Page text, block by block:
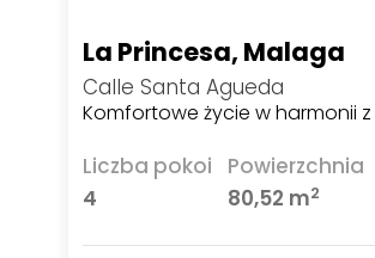
La Princesa, Malaga
Calle Santa Agueda
Komfortowe życie w harmonii
Liczba pokoi
4
Powierzchnia
80,52 m2